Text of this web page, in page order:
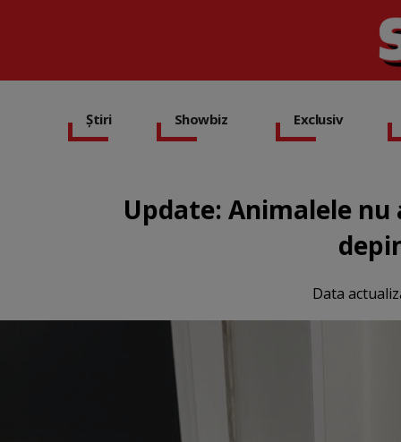
Știri Showbiz Exclusiv
Update: Animalele nu
Data